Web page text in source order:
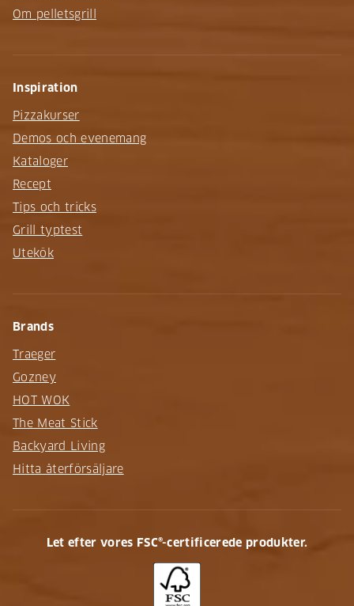
Om pelletsgrill
Inspiration
Pizzakurser
Demos och evenemang
Kataloger
Recept
Tips och tricks
Grill typtest
Utekök
Brands
Traeger
Gozney
HOT WOK
The Meat Stick
Backyard Living
Hitta återförsäljare
Let efter vores FSC®-certificerede produkter.